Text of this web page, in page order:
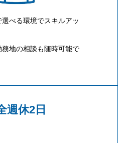
べる環境でスキルアッ
地の相談も随時可能で
週休2日